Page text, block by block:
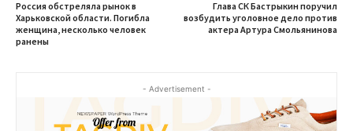
Россия обстреляла рынок в
Харьковской области. Погибла
женщина, несколько человек
ранены
Глава СК Бастрыкин поручил
возбудить уголовное дело против
актера Артура Смольянинова
- Advertisement -